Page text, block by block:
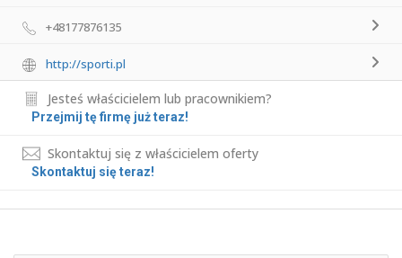
+48177876135
http://sporti.pl
Jesteś właścicielem lub pracownikiem?
Przejmij tę firmę już teraz!
Skontaktuj się z właścicielem oferty
Skontaktuj się teraz!